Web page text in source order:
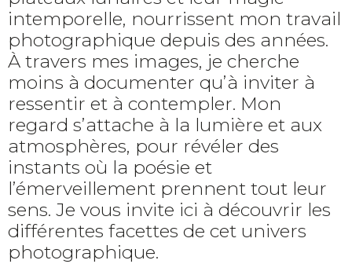
intemporelle, nourrissent mon travail
photographique depuis des années.
À travers mes images, je cherche
moins à documenter qu’à inviter à
ressentir et à contempler. Mon
regard s’attache à la lumière et aux
atmosphères, pour révéler des
instants où la poésie et
l’émerveillement prennent tout leur
sens. Je vous invite ici à découvrir les
différentes facettes de cet univers
photographique.